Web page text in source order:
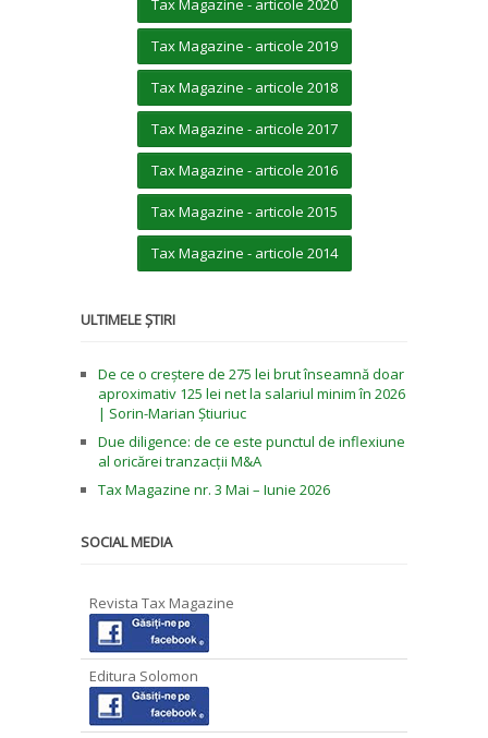
Tax Magazine - articole 2020
Tax Magazine - articole 2019
Tax Magazine - articole 2018
Tax Magazine - articole 2017
Tax Magazine - articole 2016
Tax Magazine - articole 2015
Tax Magazine - articole 2014
ULTIMELE ȘTIRI
De ce o creștere de 275 lei brut înseamnă doar
aproximativ 125 lei net la salariul minim în 2026
| Sorin-Marian Știuriuc
Due diligence: de ce este punctul de inflexiune
al oricărei tranzacții M&A
Tax Magazine nr. 3 Mai – Iunie 2026
SOCIAL MEDIA
Revista Tax Magazine
Editura Solomon